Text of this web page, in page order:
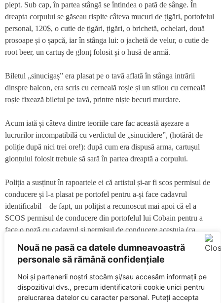
Nouă ne pasă ca datele dumneavoastră
personale să rămână confidențiale
Noi și partenerii noștri stocăm și/sau accesăm informații pe
dispozitivul dvs., precum identificatorii cookie unici pentru
prelucrarea datelor cu caracter personal. Puteți accepta
piept. Sub cap, în partea stângă se întindea o pată de sânge. În
dreapta corpului se găseau rispite câteva mucuri de țigări, portofelul
personal, 120$, o cutie de țigări, țigări, o brichetă, ochelari, două
prosoape și o șapcă, iar în stânga lui: o jachetă de velur, o cutie de
root beer, un cartuș de glonț folosit și o husă de armă.
Biletul „sinucigaș” era plasat pe o tavă aflată în stânga intrării
dinspre balcon, era scris cu cerneală roșie și un stilou cu cerneală
roșie fixează biletul pe tavă, printre niște becuri murdare.
Acum iată și câteva dintre teoriile care fac această așezare a
lucrurilor incompatibilă cu verdictul de „sinucidere”, (hotărât de
poliție după nici trei ore!): după cum era dispusă arma, cartușul
glonțului folosit trebuie să sară în partea dreaptă a corpului.
Poliția a susținut în rapoartele ei că artistul și-ar fi scos permisul de
conducere și l-a plasat pe portofel pentru a-și face cadavrul
identificabil – de fapt, un polițist a recunoscut mai apoi că el a
SCOS permisul de conducere din portofelul lui Cobain pentru a
face o poză cu cadavrul și permisul de conducere acestuia (ca
metodă de identificare oficială); iar biletul ar fi fost plasat pe tava cu
becuri tot de către un polițist, care a vrut să-l fotografieze.
De asemenea, alte amănunte care pun sub semnul întrebării această
„sinucidere” sunt: